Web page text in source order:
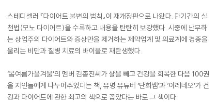
스테디셀러 『다이어트 불변의 법칙』이 재개정판으로 나왔다. 단기간의 실
천법(모노 다이어트)을 수록하고 내용을 탄탄히 보강했다. 시중에 난무하
는 상업주의 다이어트와 증상만을 제거하는 제약업계 및 의료계에 경종을
울리는 비만과 질병 치료의 바이블로 재탄생했다.
‘봄여름가을겨울’의 멤버 김종진씨가 살을 빼고 건강을 회복한 다음 100권
을 지인들에게 나누어주었다는 책, 유명 유튜버 ‘단희쌤’과 ‘이레네오’가 건
강과 다이어트에 관한 최고의 책으로 꼽았다는 바로 그 책이다.